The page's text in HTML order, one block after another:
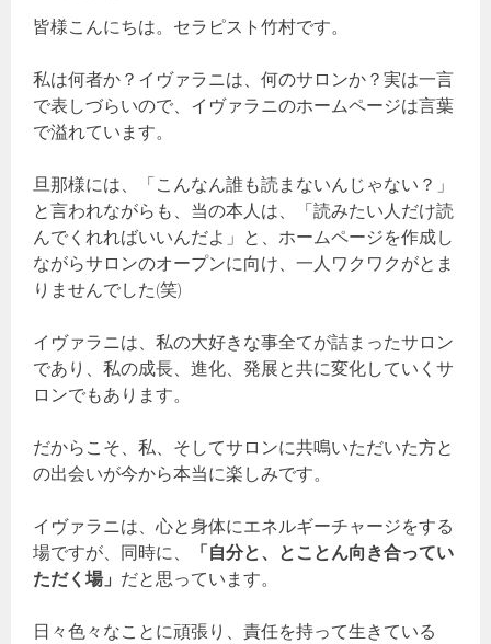
皆様こんにちは。セラピスト竹村です。
私は何者か？イヴァラニは、何のサロンか？実は一言
で表しづらいので、イヴァラニのホームページは言葉
で溢れています。
旦那様には、「こんなん誰も読まないんじゃない？」
と言われながらも、当の本人は、「読みたい人だけ読
んでくれればいいんだよ」と、ホームページを作成し
ながらサロンのオープンに向け、一人ワクワクがとま
りませんでした(笑)
イヴァラニは、私の大好きな事全てが詰まったサロン
であり、私の成長、進化、発展と共に変化していくサ
ロンでもあります。
だからこそ、私、そしてサロンに共鳴いただいた方と
の出会いが今から本当に楽しみです。
イヴァラニは、心と身体にエネルギーチャージをする
場ですが、同時に、
「自分と、とことん向き合ってい
ただく場」 だと思っています。
日々色々なことに頑張り、責任を持って生きている